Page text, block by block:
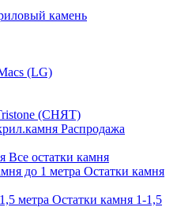
камень
(LG)
(СНЯТ)
Распродажа
Все остатки камня
Остатки камня
Остатки камня 1-1,5